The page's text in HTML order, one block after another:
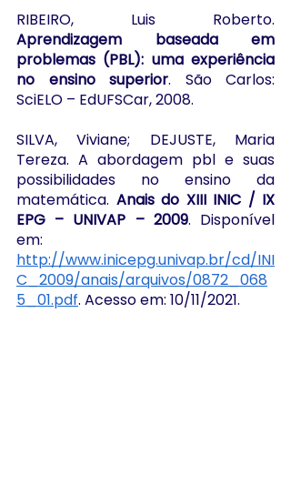
Aprendizagem baseada em
problemas (PBL): uma experiência
no ensino superior. São Carlos:
SciELO – EdUFSCar, 2008.
SILVA, Viviane; DEJUSTE, Maria
Tereza. A abordagem pbl e suas
possibilidades no ensino da
matemática. Anais do XIII INIC / IX
EPG – UNIVAP – 2009. Disponível
http://www.inicepg.univap.br/cd/INI
C_2009/anais/arquivos/0872_068
5_01.pdf. Acesso em: 10/11/2021.